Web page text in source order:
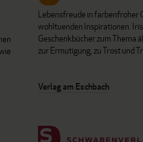
Lebensfreude in farbenfroher
wohltuenden Inspirationen.
Geschenkbücher zum Thema
zur Ermutigung, zu Trost und
Verlag am Eschbach